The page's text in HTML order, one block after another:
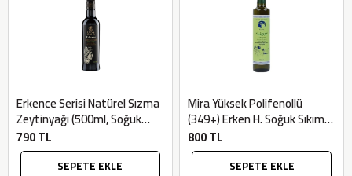
Erkence Serisi Natürel Sızma
Zeytinyağı (500ml, Soğuk
Sıkım Erken Hasat) - Oliva
Malia
790 TL
SEPETE EKLE
Mira Yüksek Polifenollü
(349+) Erken H. Soğuk Sıkım
Zeytinyağı (500ml,
Arbequina) - Bilgem Zeytincili
800 TL
SEPETE EKLE